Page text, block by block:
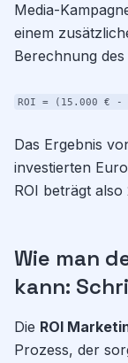
Media-
einem
Berechnung
ROI = (15.000 €
Das Ergebnis
investierten
ROI beträgt also
Wie man
kann:
Die ROI
Prozess, der